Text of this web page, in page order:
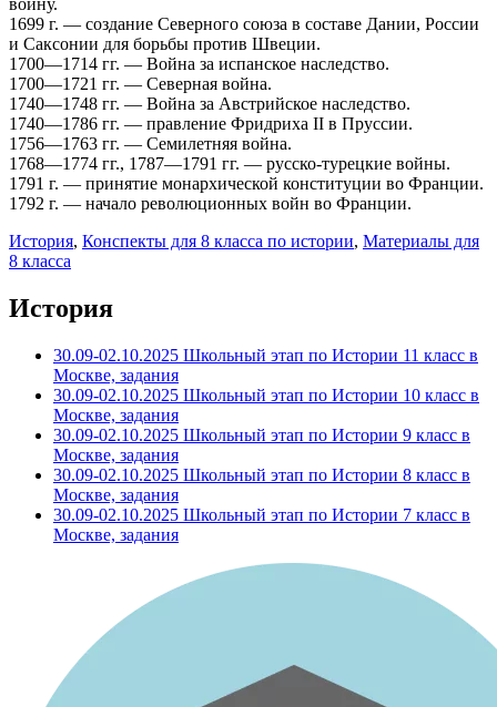
1699 г. — создание Северного союза в составе Дании, России
и Саксонии для борьбы против Швеции.
1700—1714 гг. — Война за испанское наследство.
1700—1721 гг. — Северная война.
1740—1748 гг. — Война за Австрийское наследство.
1740—1786 гг. — правление Фридриха II в Пруссии.
1756—1763 гг. — Семилетняя война.
1768—1774 гг., 1787—1791 гг. — русско-турецкие войны.
1791 г. — принятие монархической конституции во Франции.
1792 г. — начало революционных войн во Франции.
История, Конспекты для 8 класса по истории, Материалы для
8 класса
История
30.09-02.10.2025 Школьный этап по Истории 11 класс в
Москве, задания
30.09-02.10.2025 Школьный этап по Истории 10 класс в
Москве, задания
30.09-02.10.2025 Школьный этап по Истории 9 класс в
Москве, задания
30.09-02.10.2025 Школьный этап по Истории 8 класс в
Москве, задания
30.09-02.10.2025 Школьный этап по Истории 7 класс в
Москве, задания